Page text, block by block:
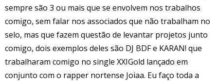
sempre são 3 ou mais que se envolvem nos trabalhos
comigo, sem falar nos associados que não trabalham no
selo, mas que fazem questão de levantar projetos junto
comigo, dois exemplos deles são DJ BDF e KARAN! que
trabalharam comigo no single XXIGold lançado em
conjunto com o rapper nortense Joiaa. Eu faço toda a